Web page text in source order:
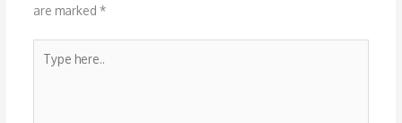
are marked *
here..